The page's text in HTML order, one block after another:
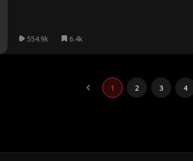
554.9k 6.4k
1 2 3 4